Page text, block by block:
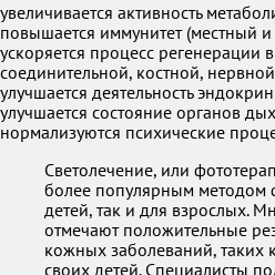
увеличивается активность
повышается иммунитет (местный
ускоряется процесс регенерации
соединительной, костной,
улучшается деятельность
улучшается состояние органов
нормализуются психические
Светолечение, или
более популярным методом
детей, так и для взрослых.
отмечают положительные
кожных заболеваний, таких
своих детей. Специалисты